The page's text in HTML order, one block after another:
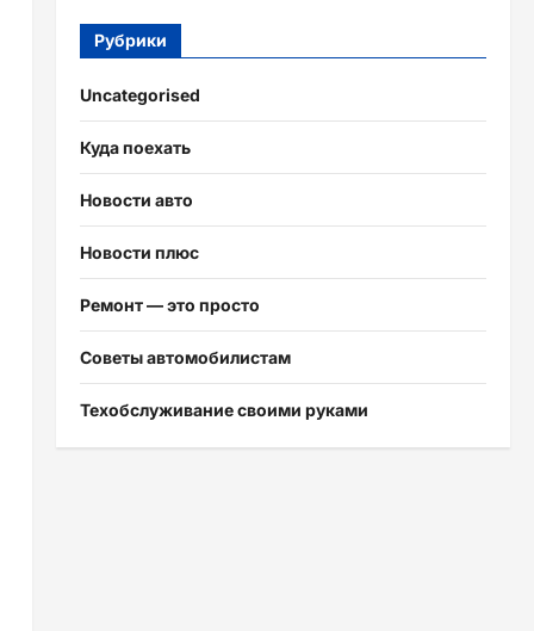
Рубрики
Uncategorised
Куда поехать
Новости авто
Новости плюс
Ремонт — это просто
Советы автомобилистам
Техобслуживание своими руками